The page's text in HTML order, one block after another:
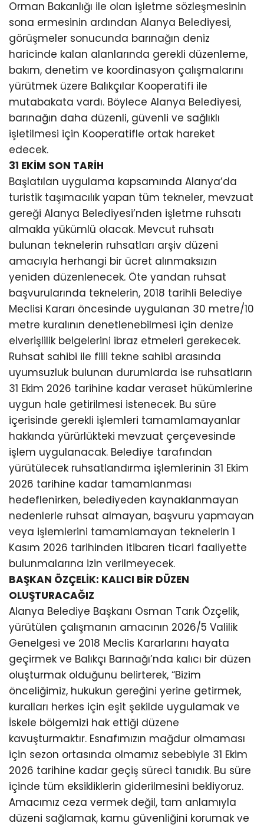
Orman Bakanlığı ile olan işletme sözleşmesinin
sona ermesinin ardından Alanya Belediyesi,
görüşmeler sonucunda barınağın deniz
haricinde kalan alanlarında gerekli düzenleme,
bakım, denetim ve koordinasyon çalışmalarını
yürütmek üzere Balıkçılar Kooperatifi ile
mutabakata vardı. Böylece Alanya Belediyesi,
barınağın daha düzenli, güvenli ve sağlıklı
işletilmesi için Kooperatifle ortak hareket
edecek.
31 EKİM SON TARİH
Başlatılan uygulama kapsamında Alanya’da
turistik taşımacılık yapan tüm tekneler, mevzuat
gereği Alanya Belediyesi’nden işletme ruhsatı
almakla yükümlü olacak. Mevcut ruhsatı
bulunan teknelerin ruhsatları arşiv düzeni
amacıyla herhangi bir ücret alınmaksızın
yeniden düzenlenecek. Öte yandan ruhsat
başvurularında teknelerin, 2018 tarihli Belediye
Meclisi Kararı öncesinde uygulanan 30 metre/10
metre kuralının denetlenebilmesi için denize
elverişlilik belgelerini ibraz etmeleri gerekecek.
Ruhsat sahibi ile fiili tekne sahibi arasında
uyumsuzluk bulunan durumlarda ise ruhsatların
31 Ekim 2026 tarihine kadar veraset hükümlerine
uygun hale getirilmesi istenecek. Bu süre
içerisinde gerekli işlemleri tamamlamayanlar
hakkında yürürlükteki mevzuat çerçevesinde
işlem uygulanacak. Belediye tarafından
yürütülecek ruhsatlandırma işlemlerinin 31 Ekim
2026 tarihine kadar tamamlanması
hedeflenirken, belediyeden kaynaklanmayan
nedenlerle ruhsat almayan, başvuru yapmayan
veya işlemlerini tamamlamayan teknelerin 1
Kasım 2026 tarihinden itibaren ticari faaliyette
bulunmalarına izin verilmeyecek.
BAŞKAN ÖZÇELİK: KALICI BİR DÜZEN
OLUŞTURACAĞIZ
Alanya Belediye Başkanı Osman Tarık Özçelik,
yürütülen çalışmanın amacının 2026/5 Valilik
Genelgesi ve 2018 Meclis Kararlarını hayata
geçirmek ve Balıkçı Barınağı’nda kalıcı bir düzen
oluşturmak olduğunu belirterek, “Bizim
önceliğimiz, hukukun gereğini yerine getirmek,
kuralları herkes için eşit şekilde uygulamak ve
İskele bölgemizi hak ettiği düzene
kavuşturmaktır. Esnafımızın mağdur olmaması
için sezon ortasında olmamız sebebiyle 31 Ekim
2026 tarihine kadar geçiş süreci tanıdık. Bu süre
içinde tüm eksikliklerin giderilmesini bekliyoruz.
Amacımız ceza vermek değil, tam anlamıyla
düzeni sağlamak, kamu güvenliğini korumak ve